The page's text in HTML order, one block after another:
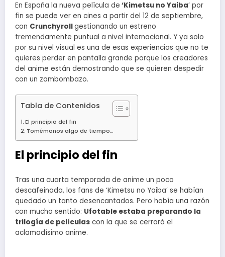
En España la nueva película de ‘Kimetsu no Yaiba‘ por
fin se puede ver en cines a partir del 12 de septiembre,
con Crunchyrollgestionando un estreno
tremendamente puntual a nivel internacional. Y ya solo
por su nivel visual es una de esas experiencias que no te
quieres perder en pantalla grande porque los creadores
del anime están demostrando que se quieren despedir
con un zambombazo.
Tabla de Contenidos
El principio del fin
Tomémonos algo de tiempo…
El principio del fin
Tras una cuarta temporada de anime un poco
descafeinada, los fans de ‘Kimetsu no Yaiba’ se habían
quedado un tanto desencantados. Pero había una razón
con mucho sentido: Ufotable estaba preparando la
trilogía de películas con la que se cerrará el
aclamadísimo anime.